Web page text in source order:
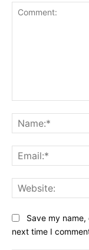
Save my
next time I